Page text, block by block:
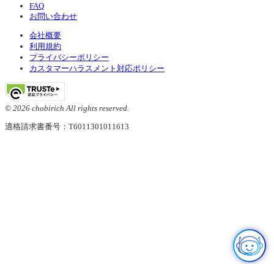
FAQ
お問い合わせ
会社概要
利用規約
プライバシーポリシー
カスタマーハラスメント対応ポリシー
© 2026 chobirich All rights reserved.
適格請求書番号：T6011301011613